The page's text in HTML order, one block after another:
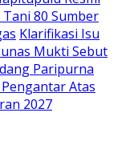
80 Sumber
Klarifikasi Isu
Mukti Sebut
Paripurna
Atas
2027